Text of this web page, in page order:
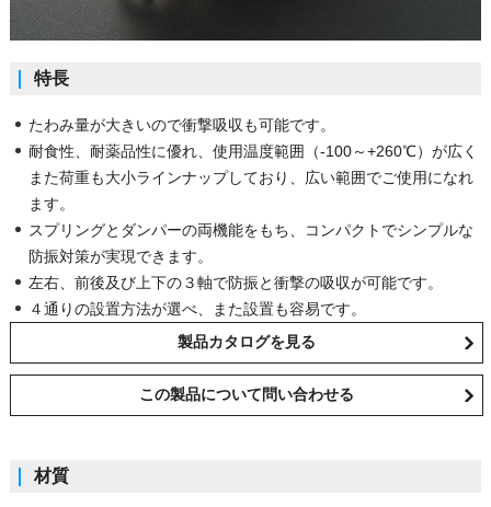
特長
たわみ量が大きいので衝撃吸収も可能です。
耐食性、耐薬品性に優れ、使用温度範囲（-100～+260℃）が広く
また荷重も大小ラインナップしており、広い範囲でご使用になれ
ます。
スプリングとダンパーの両機能をもち、コンパクトでシンプルな
防振対策が実現できます。
左右、前後及び上下の３軸で防振と衝撃の吸収が可能です。
４通りの設置方法が選べ、また設置も容易です。
製品カタログを見る
この製品について問い合わせる
材質